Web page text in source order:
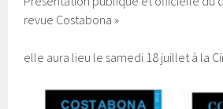
revue Costabona »
elle aura lieu le samedi 18 juillet à la